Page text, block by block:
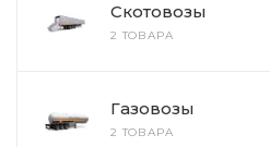
Скотовозы
2 ТОВАРА
Газовозы
2 ТОВАРА